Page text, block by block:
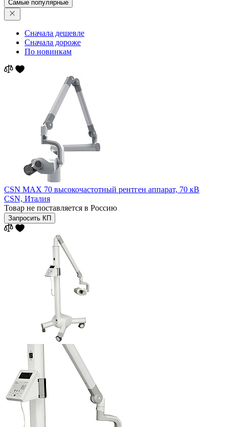
Самые популярные
Сначала дешевле
Сначала дороже
По новинкам
CSN MAX 70 высокочастотный рентген аппарат, 70 кВ
CSN, Италия
Товар не поставляется в Россию
Запросить КП